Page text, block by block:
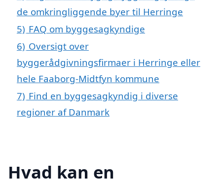
de omkringliggende byer til Herringe
5) FAQ om byggesagkyndige
6) Oversigt over
byggerådgivningsfirmaer i Herringe eller
hele Faaborg-Midtfyn kommune
7) Find en byggesagkyndig i diverse
regioner af Danmark
Hvad kan en